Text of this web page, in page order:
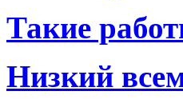
Такие
Низкий